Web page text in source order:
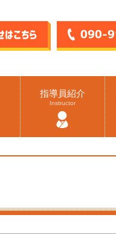
指導員紹介
Instructor